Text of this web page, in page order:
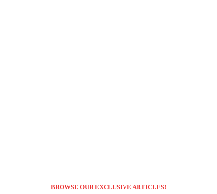
BROWSE OUR EXCLUSIVE ARTICLES!